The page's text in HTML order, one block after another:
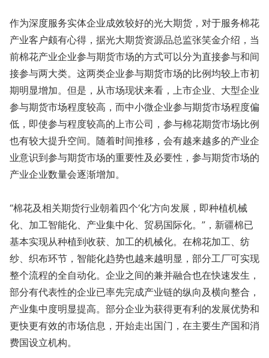
作为深度服务实体企业成效较好的光大期货，对于服务棉花
产业客户颇有心得，据光大期货资源品总监张笑金介绍，当
前棉花产业企业参与期货市场的方式可以分为直接参与和间
接参与两大类。这两类企业参与期货市场的比例均较上市初
期明显增加。但是，从市场现状来看，上市企业、大型企业
参与期货市场程度较高，而中小微企业参与期货市场程度偏
低，即使参与程度较高的上市公司，参与棉花期货市场比例
也有较大提升空间。随着时间推移，会有越来越多的产业企
业意识到参与期货市场的重要性及必要性，参与期货市场的
产业企业数量会逐渐增加。
“棉花及相关期货行业朝着四个‘化’方向发展，即种植机械
化、加工智能化、产业集中化、贸易国际化。”，新疆棉已
基本实现从种植到收获、加工的机械化。在棉花加工、纺
纱、织布环节，智能化趋势也越来越明显，部分工厂可实现
整个流程的全自动化。企业之间的兼并融合也在快速发生，
部分有代表性的企业已率先完成产业链的纵向及横向整合，
产业集中度明显提高。部分企业为获得更有利的发展优势和
更快更有效的市场信息，开始走出国门，在主要生产国和消
费国设立机构。